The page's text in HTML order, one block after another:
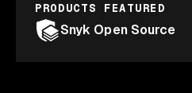
PRODUCTS FEATURED
Snyk Open Source